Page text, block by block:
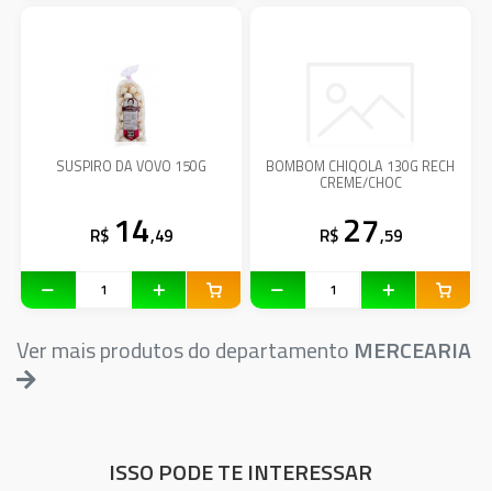
SUSPIRO DA VOVO 150G
R$ 14,49
BOMBOM CHIQOLA 130G RECH
CREME/CHOC
R$ 27,59
Ver mais produtos do departamento MERCEARIA
ISSO PODE TE INTERESSAR